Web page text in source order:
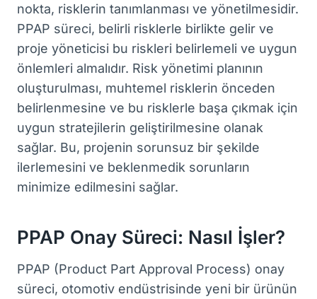
nokta, risklerin tanımlanması ve yönetilmesidir.
PPAP süreci, belirli risklerle birlikte gelir ve
proje yöneticisi bu riskleri belirlemeli ve uygun
önlemleri almalıdır. Risk yönetimi planının
oluşturulması, muhtemel risklerin önceden
belirlenmesine ve bu risklerle başa çıkmak için
uygun stratejilerin geliştirilmesine olanak
sağlar. Bu, projenin sorunsuz bir şekilde
ilerlemesini ve beklenmedik sorunların
minimize edilmesini sağlar.
PPAP Onay Süreci: Nasıl İşler?
PPAP (Product Part Approval Process) onay
süreci, otomotiv endüstrisinde yeni bir ürünün